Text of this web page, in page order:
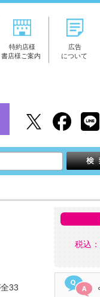
特約店様
書店様ご案内
広告
について
33
税込：